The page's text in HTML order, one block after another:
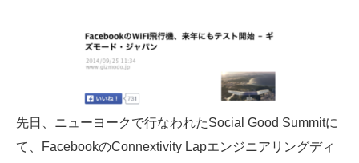
先日、ニューヨークで行なわれたSocial Good Summitに
て、FacebookのConnextivity Lapエンジニアリングディ